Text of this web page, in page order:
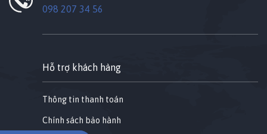
098 207 34 56
Hỗ trợ khách hàng
Thông tin thanh toán
Chính sách bảo hành